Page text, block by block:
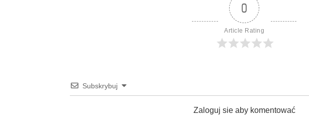
0
Article Rating
Subskrybuj
Zaloguj sie aby komentować